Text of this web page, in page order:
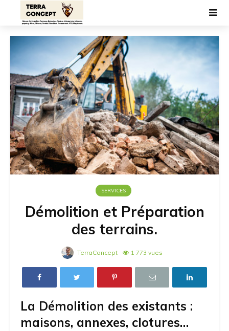
SERVICES
Démolition et Préparation
des terrains.
TerraConcept 1 773 vues
La Démolition des existants :
maisons, annexes, clotures…